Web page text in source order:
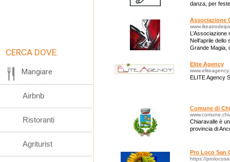
danza, per
Associazione
L’Associazione
Nell’aprile
Grande Magia,
Elite Agency
ELITE Agency
Comune di
Chiaravalle è
provincia di
Pro Loco San
https://
CERCA DOVE:
Mangiare
Airbnb
Ristoranti
Agriturist